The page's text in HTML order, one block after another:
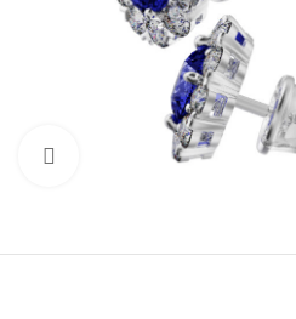
Увеличить